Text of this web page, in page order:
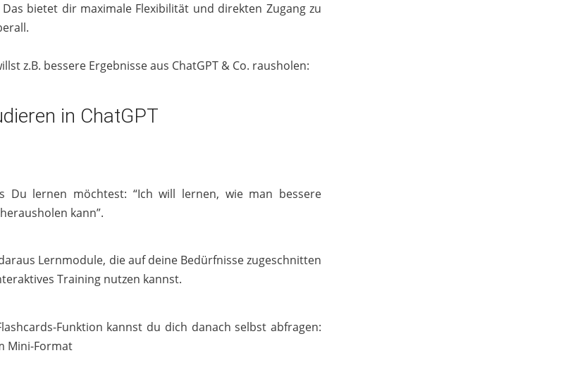
bietet dir maximale Flexibilität und direkten Zugang zu
z.B. bessere Ergebnisse aus ChatGPT & Co. rausholen:
in ChatGPT
Du lernen möchtest: “Ich will lernen, wie man bessere
kann”.
Lernmodule, die auf deine Bedürfnisse zugeschnitten
Training nutzen kannst.
Funktion kannst du dich danach selbst abfragen:
Mini-Format